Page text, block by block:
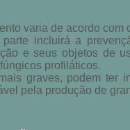
varia de acordo com
incluirá a
e seus objetos de
profiláticos.
graves, podem ter
pela produção de